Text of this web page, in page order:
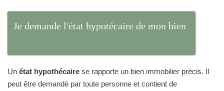
Je demande l'état hypotécaire de mon bien
Un état hypothécaire se rapporte un bien immobilier précis. Il
peut être demandé par toute personne et contient de